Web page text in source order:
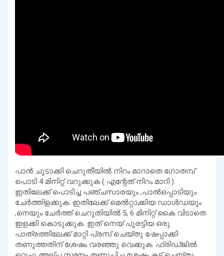
പാൻ ചൂടാക്കി ചെറുതീയിൽ നിറം മാറാതെ ഗോതമ്പ്
പൊടി 4 മിനിറ്റ് വറുക്കുക ( എന്റേത് നിറം മാറി ).
ഇതിലേക്ക് പൊടിച്ച പഞ്ചസാരയും ,പാൽപ്പൊടിയും
ചേർത്തിളക്കുക. ഇതിലേക്ക് മെൽറ്റാക്കിയ ഡാൾഡയും
,നെയും ചേർത്ത് ചെറുതിയിൽ 5, 6 മിനിറ്റ് കൈ വിടാതെ
ഇളക്കി കൊടുക്കുക .ഇത് നെയ് പുരട്ടിയ ഒരു
പാത്രത്തിലേക്ക് മാറ്റി പ്രസ് ചെയ്തു ഷേപ്പാക്കി
തണുത്തതിന് ശേഷം വരഞ്ഞു വെക്കുക. ഫ്രിഡ്ജിൽ